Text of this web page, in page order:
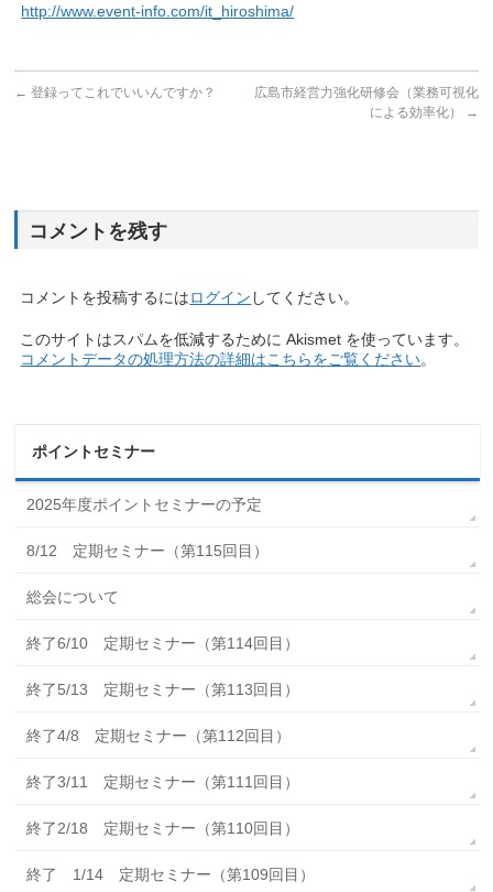
http://www.event-info.com/it_hiroshima/
← 登録ってこれでいいんですか？
広島市経営力強化研修会（業務可視化
による効率化）
→
コメントを残す
コメントを投稿するにはログイン してください。
このサイトはスパムを低減するために Akismet を使っています。
コメントデータの処理方法の詳細はこちらをご覧ください。
ポイントセミナー
2025年度ポイントセミナーの予定
8/12 定期セミナー（第115回目）
総会について
終了6/10 定期セミナー（第114回目）
終了5/13 定期セミナー（第113回目）
終了4/8 定期セミナー（第112回目）
終了3/11 定期セミナー（第111回目）
終了2/18 定期セミナー（第110回目）
終了 1/14 定期セミナー（第109回目）